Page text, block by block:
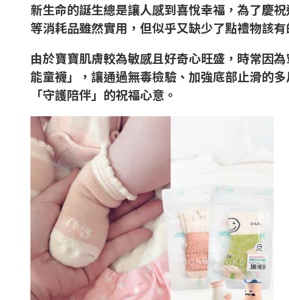
新生命的誕生總是讓人感到喜悅幸福，為了慶
等消耗品雖然實用，但似乎又缺少了點禮物該
由於寶寶肌膚較為敏感且好奇心旺盛，時常因
能童襪」，讓通過無毒檢驗、加強底部止滑的
「守護陪伴」的祝福心意。